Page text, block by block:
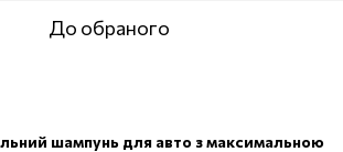
До обраного
шампунь для авто з максимальною